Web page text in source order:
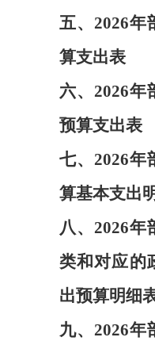
五、 2026年
算支出表
六、 2026年
预算支出表
七、 2026年
算基本支出
八、 2026年
类和对应的
出预算明细
九、 2026年